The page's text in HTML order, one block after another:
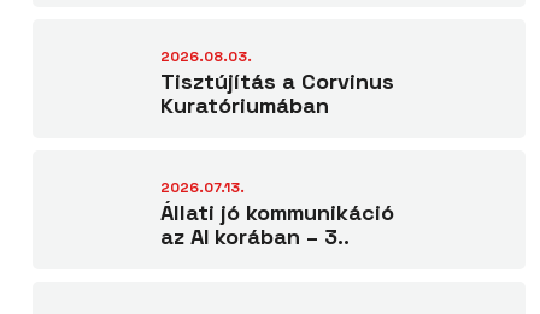
2026.08.03.
Tisztújítás a Corvinus
Kuratóriumában
2026.07.13.
Állati jó kommunikáció
az AI korában – 3..